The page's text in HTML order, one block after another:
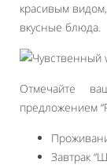
красивым
вкусные блюда.
Отмечайте
предложением
Завтрак